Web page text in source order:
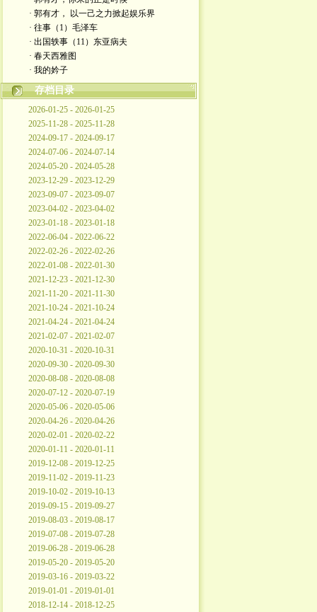
· 郭有才， 以一己之力掀起娱乐界
· 往事（1）毛泽车
· 出国轶事（11）东亚病夫
· 春天西雅图
· 我的妗子
存档目录
2026-01-25 - 2026-01-25
2025-11-28 - 2025-11-28
2024-09-17 - 2024-09-17
2024-07-06 - 2024-07-14
2024-05-20 - 2024-05-28
2023-12-29 - 2023-12-29
2023-09-07 - 2023-09-07
2023-04-02 - 2023-04-02
2023-01-18 - 2023-01-18
2022-06-04 - 2022-06-22
2022-02-26 - 2022-02-26
2022-01-08 - 2022-01-30
2021-12-23 - 2021-12-30
2021-11-20 - 2021-11-30
2021-10-24 - 2021-10-24
2021-04-24 - 2021-04-24
2021-02-07 - 2021-02-07
2020-10-31 - 2020-10-31
2020-09-30 - 2020-09-30
2020-08-08 - 2020-08-08
2020-07-12 - 2020-07-19
2020-05-06 - 2020-05-06
2020-04-26 - 2020-04-26
2020-02-01 - 2020-02-22
2020-01-11 - 2020-01-11
2019-12-08 - 2019-12-25
2019-11-02 - 2019-11-23
2019-10-02 - 2019-10-13
2019-09-15 - 2019-09-27
2019-08-03 - 2019-08-17
2019-07-08 - 2019-07-28
2019-06-28 - 2019-06-28
2019-05-20 - 2019-05-20
2019-03-16 - 2019-03-22
2019-01-01 - 2019-01-01
2018-12-14 - 2018-12-25